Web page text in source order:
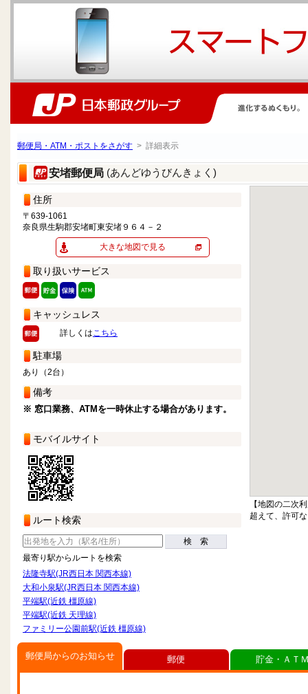
郵便局・ATM・ポストをさがす > 詳細表示
安堵郵便局 (あんどゆうびんきょく)
住所
〒639-1061
奈良県生駒郡安堵町東安堵９６４－２
大きな地図で見る
取り扱いサービス
キャッシュレス
詳しくはこちら
駐車場
あり（2台）
備考
※ 窓口業務、ATMを一時休止する場合があります。
モバイルサイト
ルート検索
検 索
最寄り駅からルートを検索
法隆寺駅(JR西日本 関西本線)
大和小泉駅(JR西日本 関西本線)
平端駅(近鉄 橿原線)
平端駅(近鉄 天理線)
ファミリー公園前駅(近鉄 橿原線)
【地図の二次
超えて、許可
郵便局からのお知らせ 郵便 貯金・ＡＴ